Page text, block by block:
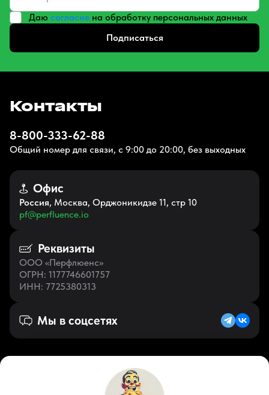
Даю согласие на обработку персональных данных
Подписаться
Контакты
8-800-333-62-88
Общий номер для связи, с 9:00 до 20:00, без выходных
Офис
Россия, Москва, Орджоникидзе 11, стр 10
pf@perfluence.io
Реквизиты
ООО «Перфлюенс»
ОГРН: 1177746601757
ИНН: 7725380313
Мы в соцсетях